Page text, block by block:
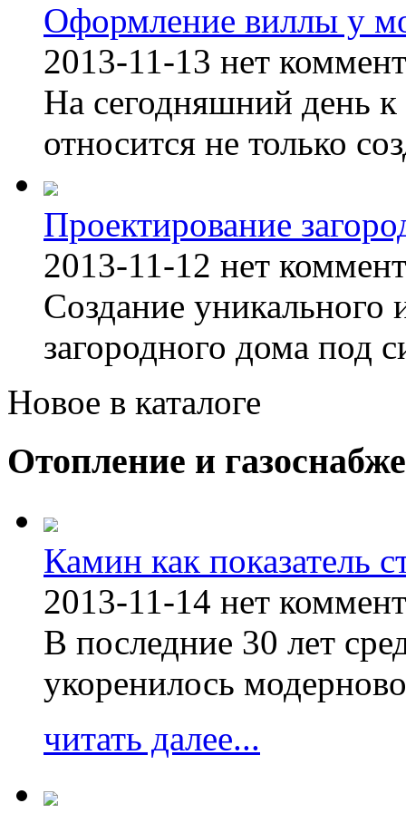
Оформление виллы у
2013-11-13 нет
На сегодняшний день к
относится не только
Проектирование
2013-11-12 нет
Создание уникального
загородного дома под
Новое в каталоге
Отопление и
Камин как показатель
2013-11-14 нет
В последние 30 лет
укоренилось
читать далее...